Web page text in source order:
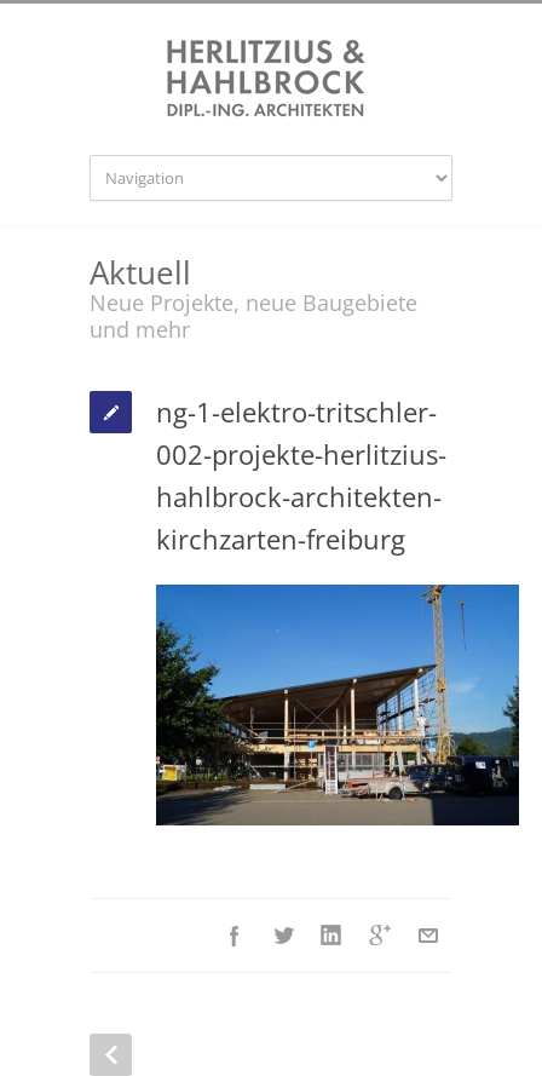
Aktuell
Neue Projekte, neue Baugebiete
und mehr
ng-1-elektro-tritschler-
002-projekte-herlitzius-
hahlbrock-architekten-
kirchzarten-freiburg